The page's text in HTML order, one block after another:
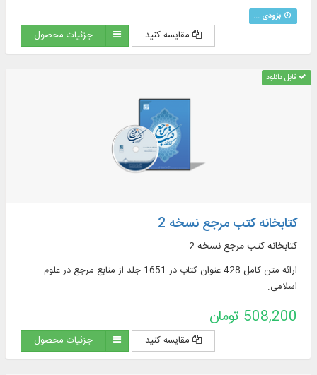
بزودی ...
مقایسه کنید جزئیات محصول
قابل دانلود
کتابخانه کتب مرجع نسخه 2
کتابخانه کتب مرجع نسخه 2
ارائه متن کامل 428 عنوان کتاب در 1651 جلد از منابع مرجع در علوم
اسلامی.
508,200 تومان
مقایسه کنید جزئیات محصول